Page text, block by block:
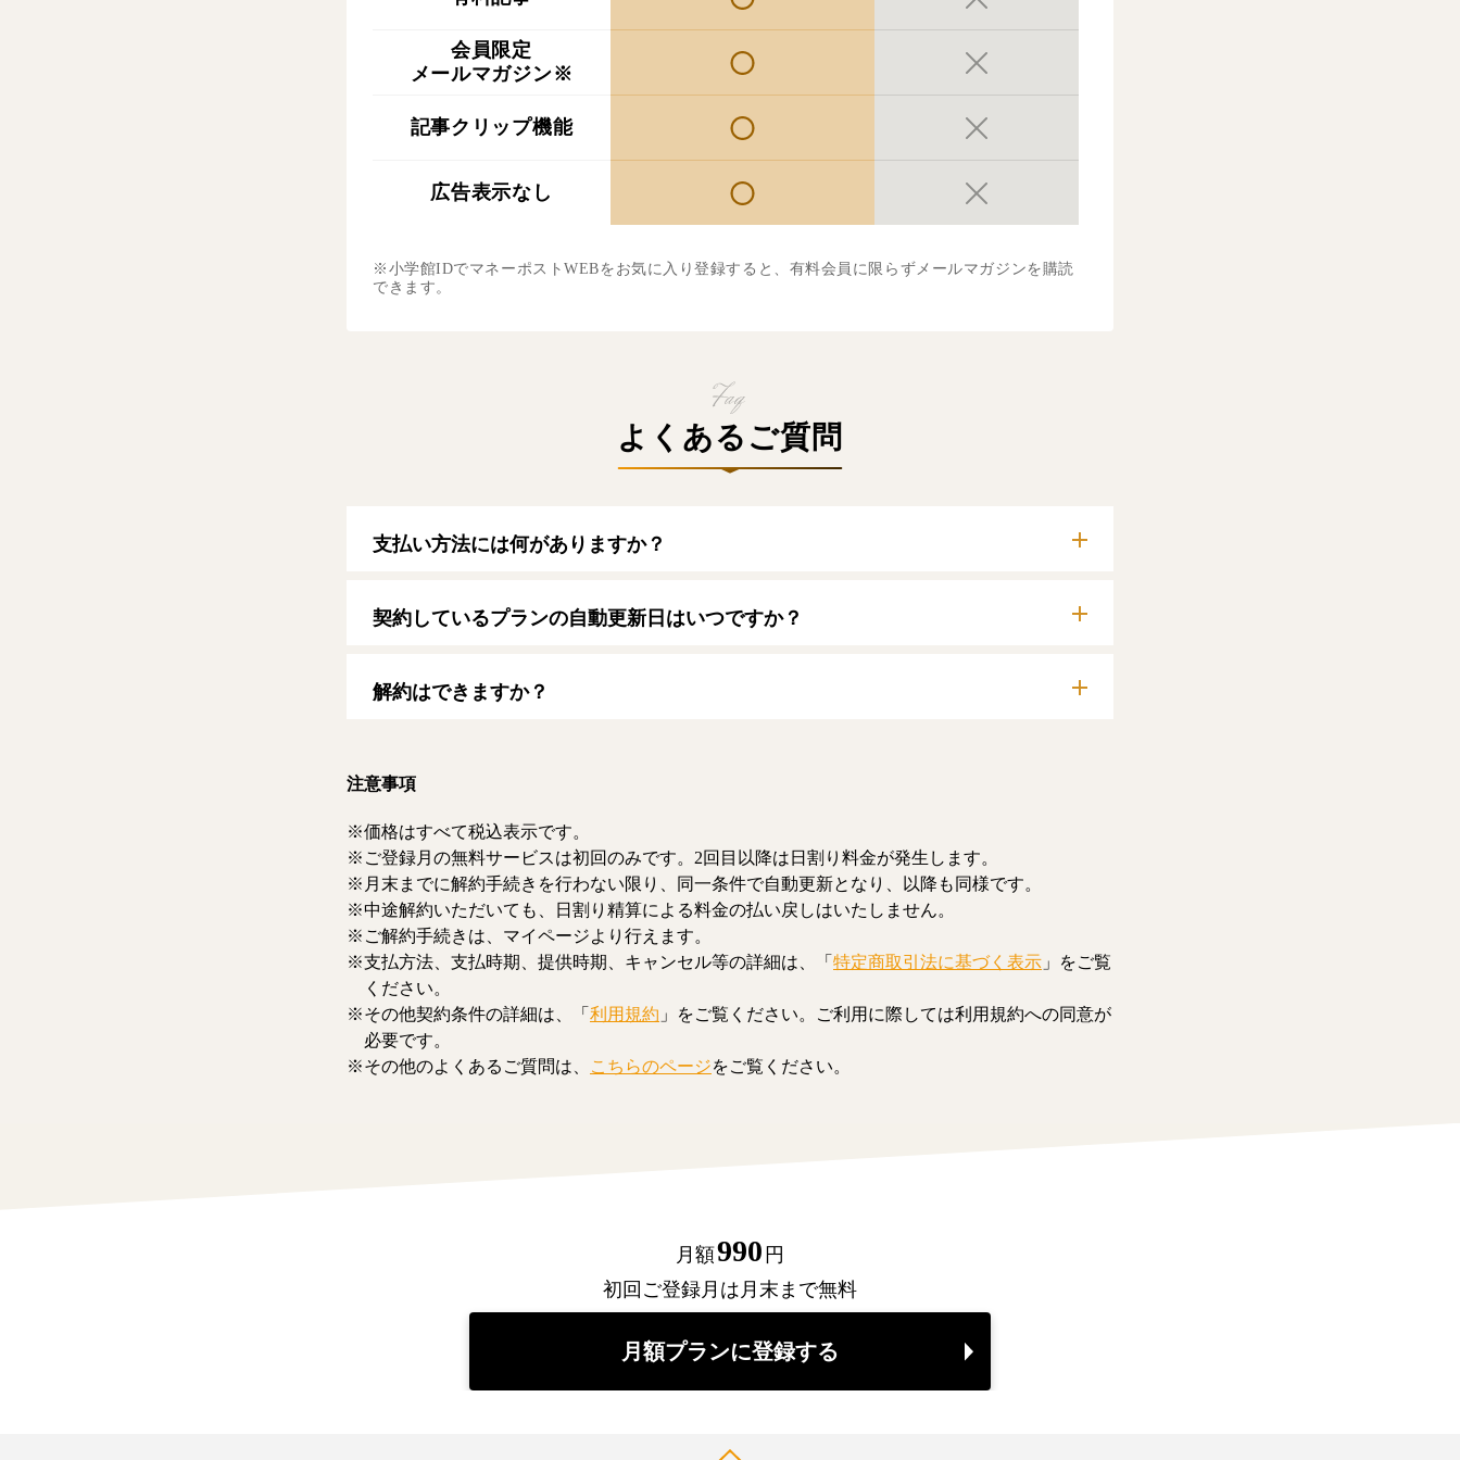
会員限定
メールマガジン※
記事クリップ機能
広告表示なし
※小学館IDでマネーポストWEBをお気に入り登録すると、有料会員に限らずメールマガジンを購読
できます。
よくあるご質問
支払い方法には何がありますか？
【クレジットカード】
VISA/MasterCard/JCB/American Express/Diners Club
契約しているプランの自動更新日はいつですか？
す。
解約はできますか？
注意事項
価格はすべて税込表示です。
ご登録月の無料サービスは初回のみです。2回目以降は日割り料金が発生します。
月末までに解約手続きを行わない限り、同一条件で自動更新となり、以降も同様です。
中途解約いただいても、日割り精算による料金の払い戻しはいたしません。
ご解約手続きは、マイページより行えます。
支払方法、支払時期、提供時期、キャンセル等の詳細は、「 特定商取引法に基づく表示 」をご覧
ください。
その他契約条件の詳細は、「 利用規約 」をご覧ください。ご利用に際しては利用規約への同意が
必要です。
その他のよくあるご質問は、
こちらのページをご覧ください。
月額990 円
初回ご登録月は月末まで無料
月額プランに登録する